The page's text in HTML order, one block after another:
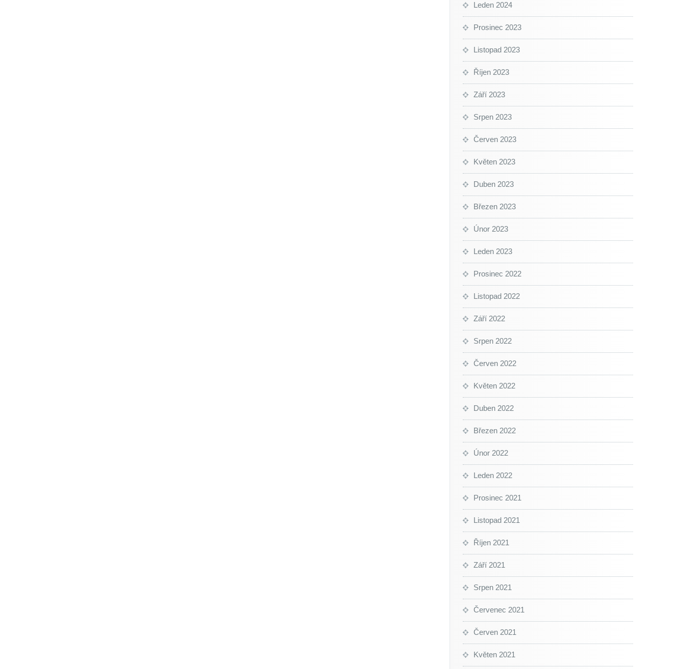
Leden 2024
Prosinec 2023
Listopad 2023
Říjen 2023
Září 2023
Srpen 2023
Červen 2023
Květen 2023
Duben 2023
Březen 2023
Únor 2023
Leden 2023
Prosinec 2022
Listopad 2022
Září 2022
Srpen 2022
Červen 2022
Květen 2022
Duben 2022
Březen 2022
Únor 2022
Leden 2022
Prosinec 2021
Listopad 2021
Říjen 2021
Září 2021
Srpen 2021
Červenec 2021
Červen 2021
Květen 2021